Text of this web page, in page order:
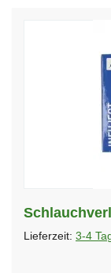
Lieferzeit: 3-4